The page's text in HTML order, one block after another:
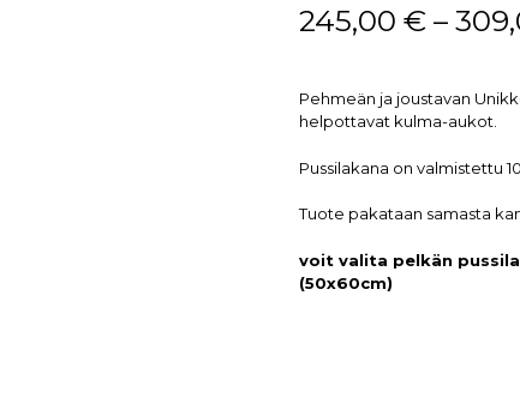
245,00€ –
Pehmeän ja joustavan
helpottavat kulma-aukot.
Pussilakana on valmistettu
Tuote pakataan samasta
voit valita pelkän
(50x60cm)